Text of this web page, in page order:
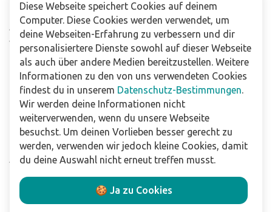
Häufig gestellte Fragen
Abonniere unseren Newsletter
Verkaufsstellen
Für Unternehmen
Downloads
Impressum
Datenschutzbestimmungen
Allgemeine Verkaufs- und Lieferbedingungen
Haftungsausschluss
Diese Webseite speichert Cookies auf deinem
Computer. Diese Cookies werden verwendet, um
deine Webseiten-Erfahrung zu verbessern und dir
personalisiertere Dienste sowohl auf dieser Webseite
als auch über andere Medien bereitzustellen. Weitere
Informationen zu den von uns verwendeten Cookies
findest du in unserem Datenschutz-Bestimmungen.
Wir werden deine Informationen nicht
weiterverwenden, wenn du unsere Webseite
besuchst. Um deinen Vorlieben besser gerecht zu
werden, verwenden wir jedoch kleine Cookies, damit
du deine Auswahl nicht erneut treffen musst.
🍪 Ja zu Cookies